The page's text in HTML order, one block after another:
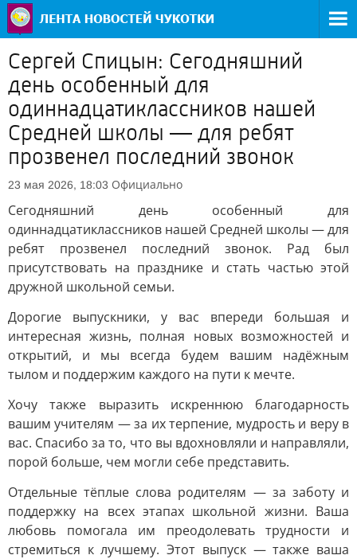
Сергей Спицын: Сегодняшний
день особенный для
одиннадцатиклассников нашей
Средней школы — для ребят
прозвенел последний звонок
23 мая 2026, 18:03 Официально
Сегодняшний день особенный для
одиннадцатиклассников нашей Средней школы — для
ребят прозвенел последний звонок. Рад был
присутствовать на празднике и стать частью этой
дружной школьной семьи.
Дорогие выпускники, у вас впереди большая и
интересная жизнь, полная новых возможностей и
открытий, и мы всегда будем вашим надёжным
тылом и поддержим каждого на пути к мечте.
Хочу также выразить искреннюю благодарность
вашим учителям — за их терпение, мудрость и веру в
вас. Спасибо за то, что вы вдохновляли и направляли,
порой больше, чем могли себе представить.
Отдельные тёплые слова родителям — за заботу и
поддержку на всех этапах школьной жизни. Ваша
любовь помогала им преодолевать трудности и
стремиться к лучшему. Этот выпуск — также ваша